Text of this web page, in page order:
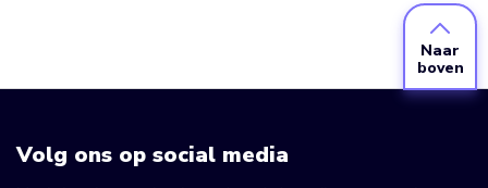
Naar
boven
Volg ons op social media